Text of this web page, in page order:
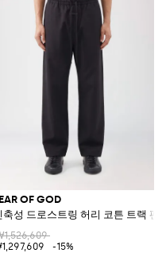
장식
OF GOD
축성 드로스트링 허리 코튼 트랙 팬
-15%